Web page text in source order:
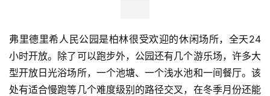
弗里德里希人民公园（Volkspark
Friedrichshain）